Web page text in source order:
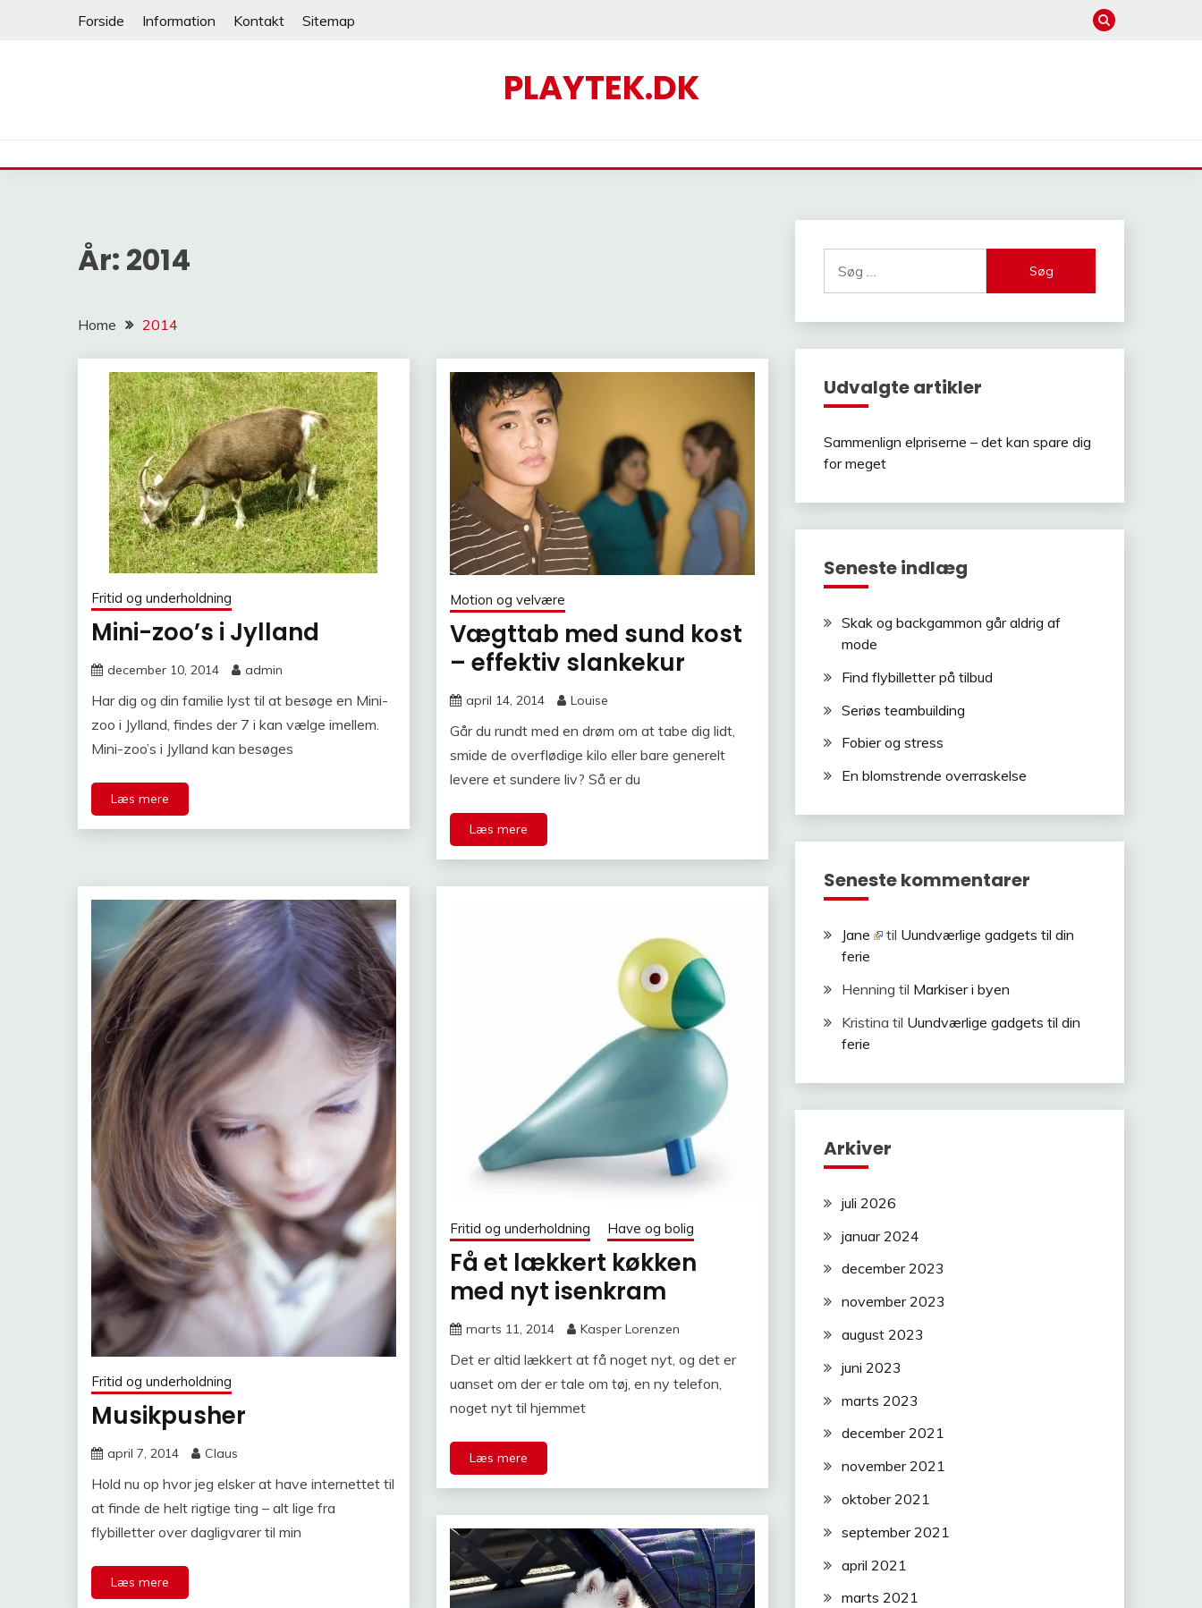
Forside Information Kontakt Sitemap
PLAYTEK.DK
År: 2014
Home 2014
Fritid og underholdning
Mini-zoo’s i Jylland
december 10, 2014 admin
Har dig og din familie lyst til at besøge en Mini-
zoo i Jylland, findes der 7 i kan vælge imellem.
Mini-zoo’s i Jylland kan besøges
Læs mere
Motion og velvære
Vægttab med sund kost
– effektiv slankekur
april 14, 2014 Louise
Går du rundt med en drøm om at tabe dig lidt,
smide de overflødige kilo eller bare generelt
levere et sundere liv? Så er du
Læs mere
Fritid og underholdning
Musikpusher
april 7, 2014 Claus
Hold nu op hvor jeg elsker at have internettet til
at finde de helt rigtige ting – alt lige fra
flybilletter over dagligvarer til min
Læs mere
Fritid og underholdning Have og bolig
Få et lækkert køkken
med nyt isenkram
marts 11, 2014 Kasper Lorenzen
Det er altid lækkert at få noget nyt, og det er
uanset om der er tale om tøj, en ny telefon,
noget nyt til hjemmet
Læs mere
efter:
Udvalgte artikler
Sammenlign elpriserne – det kan spare dig
for meget
Seneste indlæg
Skak og backgammon går aldrig af
mode
Find flybilletter på tilbud
Seriøs teambuilding
Fobier og stress
En blomstrende overraskelse
Seneste kommentarer
Jane til Uundværlige gadgets til din
ferie
Henning til Markiser i byen
Kristina til Uundværlige gadgets til din
ferie
Arkiver
juli 2026
januar 2024
december 2023
november 2023
august 2023
juni 2023
marts 2023
december 2021
november 2021
oktober 2021
september 2021
april 2021
marts 2021